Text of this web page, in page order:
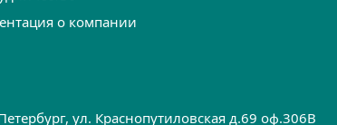
о компании
ул. Краснопутиловская д.69 оф.306B